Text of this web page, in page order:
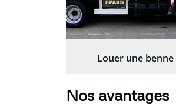
Louer une benne
Nos avantages